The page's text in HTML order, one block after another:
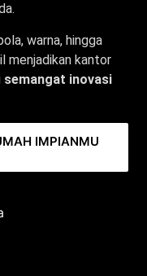
warna, hingga
menjadikan kantor
semangat inovasi
IMPIANMU